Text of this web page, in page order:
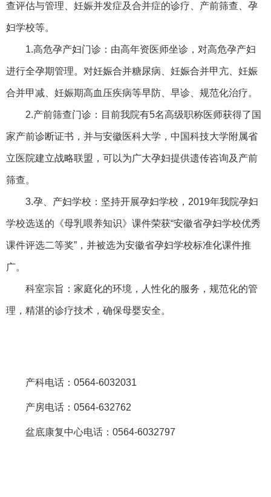
查评估与管理、妊娠并发症及合并症的诊疗、产前筛查、孕
妇学校等。
1.高危孕产妇门诊：由高年资医师坐诊，对高危孕产妇
进行全孕期管理。对妊娠合并糖尿病、妊娠合并甲亢、妊娠
合并甲减、妊娠期高血压疾病等早防、早诊、规范化治疗。
2.产前筛查门诊：目前我院有5名高级职称医师获得了国
家产前诊断证书，并与安徽医科大学，中国科技大学附属省
立医院建立战略联盟，可以为广大孕妇提供遗传咨询及产前
筛查。
3.孕、产妇学校：坚持开展孕妇学校，2019年我院孕妇
学校选送的《母乳喂养知识》课件荣获“安徽省孕妇学校优秀
课件评选二等奖”，并被选为安徽省孕妇学校标准化课件推
广。
科室宗旨：家庭化的环境，人性化的服务，规范化的管
理，精湛的诊疗技术，确保母婴安全。
产科电话：0564-6032031
产房电话：0564-632762
盆底康复中心电话：0564-6032797